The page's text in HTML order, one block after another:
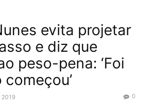
evita projetar
e diz que
peso-pena: ‘Foi
2019 0